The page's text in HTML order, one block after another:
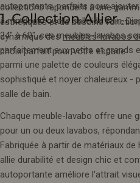
collections répondent à une
esthétiques et de besoins
dynamique desmeubles-lavabos
choix parfait pour votre espace.
1. Collection Allier
autoportants, parfaits pour
à n'importe quelle salle de bain.
24" à 60", ces meubles-lavabos
parfaitement aux petits et grands
parmi une palette de couleurs
sophistiqué et noyer chaleureux -
salle de bain.
Chaque meuble-lavabo offre une
pour un ou deux lavabos,
Fabriquée à partir de matériaux
allie durabilité et design chic et
autoportante améliore l'attrait